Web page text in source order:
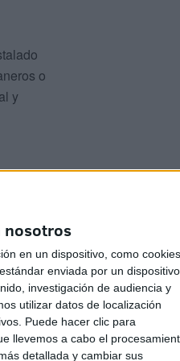
nosotros
en un dispositivo, como
enviada por un dispositivo
investigación de audiencia y
utilizar datos de localización
Puede hacer clic para
llevemos a cabo el
detallada y cambiar sus
o
y
y se